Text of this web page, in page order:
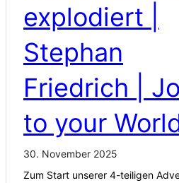
explodiert |
Stephan
Friedrich |
to your
30. November 2025
Zum Start unserer 4-teiligen